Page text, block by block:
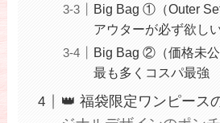
Big Bag ①（Outer
アウターが必ず欲し
Big Bag ②（価格未
最も多くコスパ最強
👑 福袋限定ワンピース